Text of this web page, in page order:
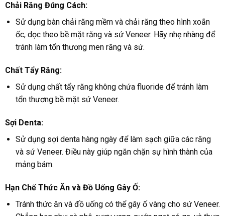
Chải Răng Đúng Cách:
Sử dụng bàn chải răng mềm và chải răng theo hình xoắn
ốc, dọc theo bề mặt răng và sứ Veneer. Hãy nhẹ nhàng để
tránh làm tổn thương men răng và sứ.
Chất Tẩy Răng:
Sử dụng chất tẩy răng không chứa fluoride để tránh làm
tổn thương bề mặt sứ Veneer.
Sợi Denta:
Sử dụng sợi denta hàng ngày để làm sạch giữa các răng
và sứ Veneer. Điều này giúp ngăn chặn sự hình thành của
mảng bám.
Hạn Chế Thức Ăn và Đồ Uống Gây Ố:
Tránh thức ăn và đồ uống có thể gây ố vàng cho sứ Veneer.